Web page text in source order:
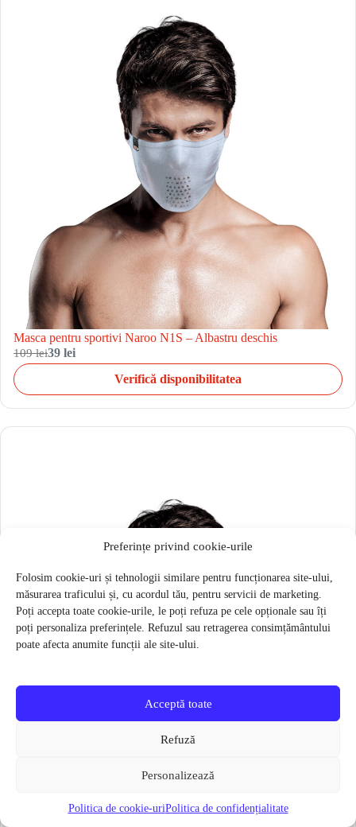
Preferințe privind cookie-urile
Folosim cookie-uri și tehnologii similare pentru funcționarea site-ului,
măsurarea traficului și, cu acordul tău, pentru servicii de marketing.
Poți accepta toate cookie-urile, le poți refuza pe cele opționale sau îți
poți personaliza preferințele. Refuzul sau retragerea consimțământului
poate afecta anumite funcții ale site-ului.
Acceptă toate
Refuză
Personalizează
Politica de cookie-uriPolitica de confidențialitate
Masca pentru sportivi Naroo N1S – Albastru deschis
109 lei39 lei
Verifică disponibilitatea